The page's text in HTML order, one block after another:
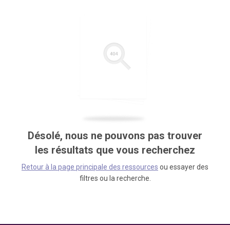
Désolé, nous ne pouvons pas trouver
les résultats que vous recherchez
Retour à la page principale des ressources ou essayer des
filtres ou la recherche.